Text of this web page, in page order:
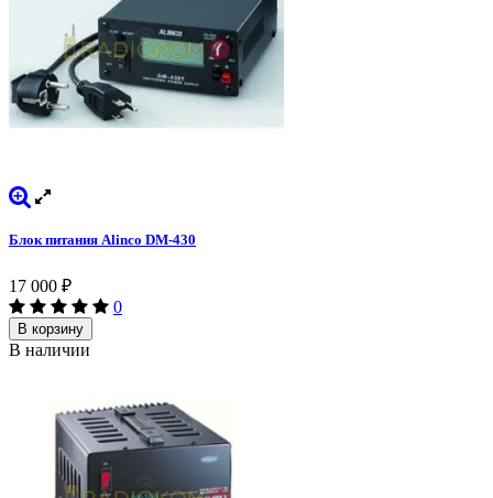
Блок питания Alinco DM-430
17 000 ₽
0
В корзину
В наличии